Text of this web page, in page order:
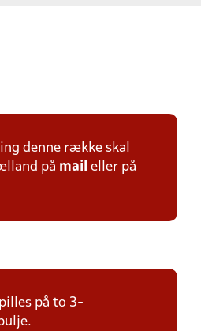
denne række skal
på mail eller på
på to 3-